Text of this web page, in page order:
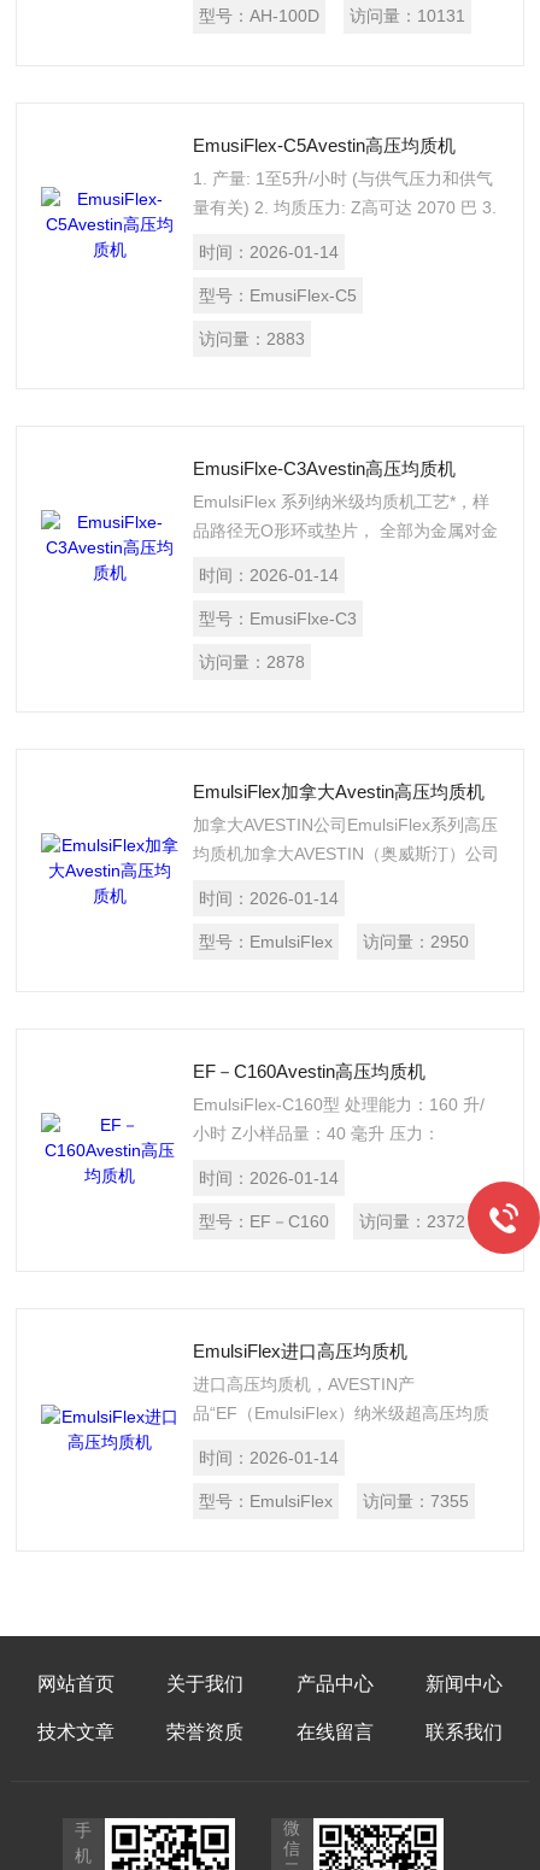
型号： AH-100D 访问量： 10131
EmusiFlex-C5Avestin高压均质机
1. 产量: 1至5升/小时 (与供气压力和供气
量有关) 2. 均质压力: Z高可达 2070 巴 3.
何电源 5. 提供量: 200升/分钟, 7巴 6. 外
形: 43 X 16 X 320 毫米 7. 重量: 25 公斤
时间： 2026-01-14
型号： EmusiFlex-C5
访问量： 2883
EmusiFlxe-C3Avestin高压均质机
EmulsiFlex 系列纳米级均质机工艺*，样
品路径无O形环或垫片， 全部为金属对金
耐用， 均质阀易于拆装，清洗简便，全
套设备可拆解后高温高压灭菌及在线蒸气
管理局（FDA）的要求。
时间： 2026-01-14
型号： EmusiFlxe-C3
访问量： 2878
EmulsiFlex加拿大Avestin高压均质机
加拿大AVESTIN公司EmulsiFlex系列高压
均质机加拿大AVESTIN（奥威斯汀）公司
业厂商，拥有*的纳米级均质技术和设备
制造工艺。AVESTIN产
学、精细化工等高新领域备受青睐。
时间： 2026-01-14
型号： EmulsiFlex 访问量： 2950
EF－C160Avestin高压均质机
EmulsiFlex-C160型 处理能力：160 升/
小时 Z小样品量：40 毫升 压力：
时间： 2026-01-14
型号： EF－C160 访问量： 2372
EmulsiFlex进口高压均质机
进口高压均质机，AVESTIN产
品“EF（EmulsiFlex）纳米级超高压均质
术的代名词。从北美到欧洲，从实验室到
生产线，AVESTIN设备在制药、生物化
时间： 2026-01-14
型号： EmulsiFlex 访问量： 7355
网站首页 关于我们 产品中心 新闻中心
技术文章 荣誉资质 在线留言 联系我们
手
机
微
信